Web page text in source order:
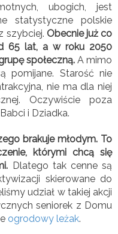
ubogich, jest
statystyczne polskie
szybciej. Obecnie już co
65 lat, a w roku 2050
społeczną. A mimo
pomijane. Starość nie
nie ma dla niej
Oczywiście poza
i Dziadka.
brakuje młodym. To
którymi chcą się
Dlatego tak cenne są
skierowane do
udział w takiej akcji
seniorek z Domu
ogrodowy leżak.